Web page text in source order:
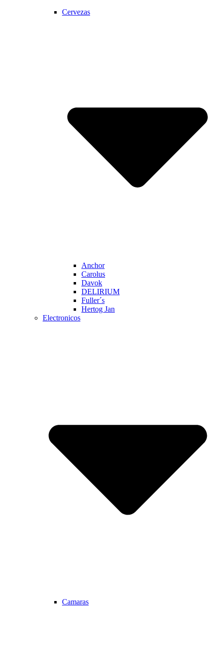
Cervezas
Anchor
Carolus
Davok
DELIRIUM
Fuller´s
Hertog Jan
Electronicos
Camaras